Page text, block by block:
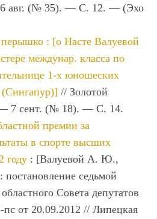
авг. (№ 35). — С. 12. — (Эхо
: [о Насте Валуевой
междунар. класса по
1-х юношеских
// Золотой
7 сент. (№ 18). — С. 14.
премии за
в спорте высших
году : [Валуевой А. Ю.,
седьмой
Совета депутатов
от 20.09.2012 // Липецкая